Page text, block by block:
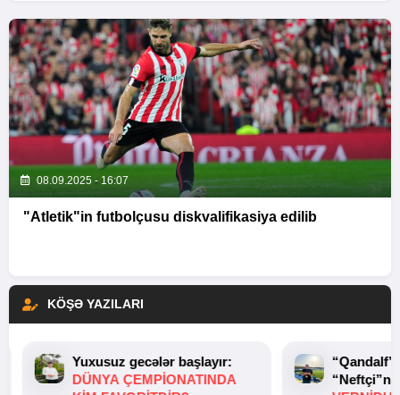
08.09.2025 - 16:07
"Atletik"in futbolçusu diskvalifikasiya edilib
KÖŞƏ YAZILARI
Yuxusuz gecələr başlayır:
DÜNYA ÇEMPIONATINDA